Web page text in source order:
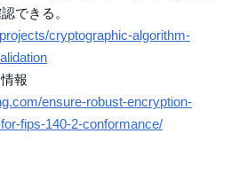
できる。
cryptographic-algorithm-
報
ensure-robust-encryption-
fips-140-2-conformance/